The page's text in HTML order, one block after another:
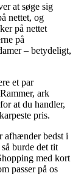
at søge sig
nettet, og
på nettet
på
– betydeligt,
et par
ark
at du handler,
pris.
afhænder bedst i
burde det tit
med kort
passer på os